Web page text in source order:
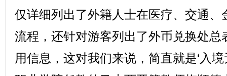
仅详细列出了外籍人士在医疗、交通、
流程，还针对游客列出了外币兑换处总
用信息，这对我们来说，简直就是‘入境